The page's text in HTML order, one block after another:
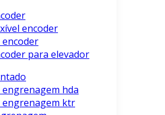
encoder
para elevador
hda
engrenagem ktr